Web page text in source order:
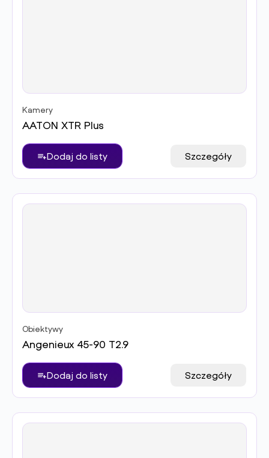
Kamery
AATON XTR Plus
Dodaj do listy Szczegóły
Obiektywy
Angenieux 45-90 T2.9
Dodaj do listy Szczegóły